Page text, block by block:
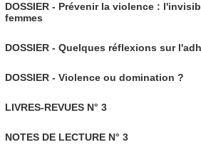
DOSSIER - Prévenir la violence :
femmes
DOSSIER - Quelques réflexions sur
DOSSIER - Violence ou domination ?
LIVRES-REVUES N° 3
NOTES DE LECTURE N° 3